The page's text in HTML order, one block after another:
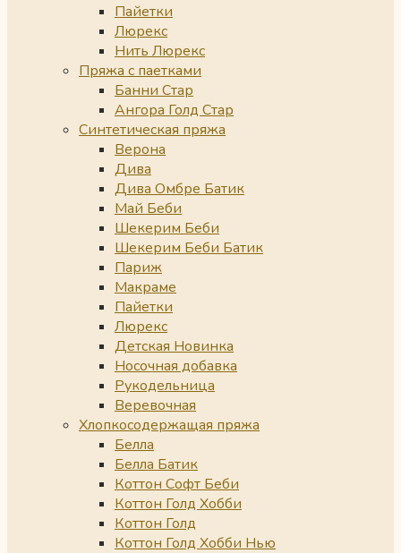
Пайетки
Люрекс
Нить Люрекс
Пряжа с паетками
Банни Стар
Ангора Голд Стар
Синтетическая пряжа
Верона
Дива
Дива Омбре Батик
Май Беби
Шекерим Беби
Шекерим Беби Батик
Париж
Макраме
Пайетки
Люрекс
Детская Новинка
Носочная добавка
Рукодельница
Веревочная
Хлопкосодержащая пряжа
Белла
Белла Батик
Коттон Софт Беби
Коттон Голд Хобби
Коттон Голд
Коттон Голд Хобби Нью